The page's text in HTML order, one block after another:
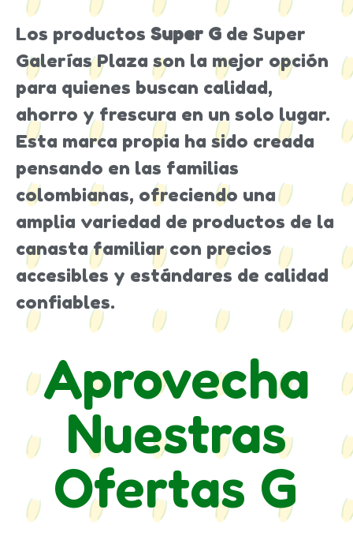
Los productos Super G de Super
Galerías Plaza son la mejor opción
para quienes buscan calidad,
ahorro y frescura en un solo lugar.
Esta marca propia ha sido creada
pensando en las familias
colombianas, ofreciendo una
amplia variedad de productos de la
canasta familiar con precios
accesibles y estándares de calidad
confiables.
Aprovecha
Nuestras
Ofertas G